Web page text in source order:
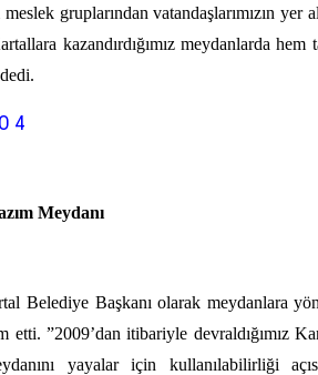
gruplarından vatandaşlarımızın yer
kazandırdığımız meydanlarda
Meydanı
Belediye Başkanı olarak meydanlara
etti. ”2009’dan itibariyle devraldığımız
yayalar için kullanılabilirliği